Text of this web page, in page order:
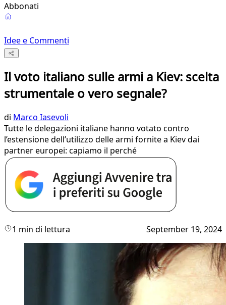
Abbonati
Idee e Commenti
Il voto italiano sulle armi a Kiev: scelta
strumentale o vero segnale?
di Marco Iasevoli
Tutte le delegazioni italiane hanno votato contro
l’estensione dell’utilizzo delle armi fornite a Kiev dai
partner europei: capiamo il perché
1 min di lettura September 19, 2024